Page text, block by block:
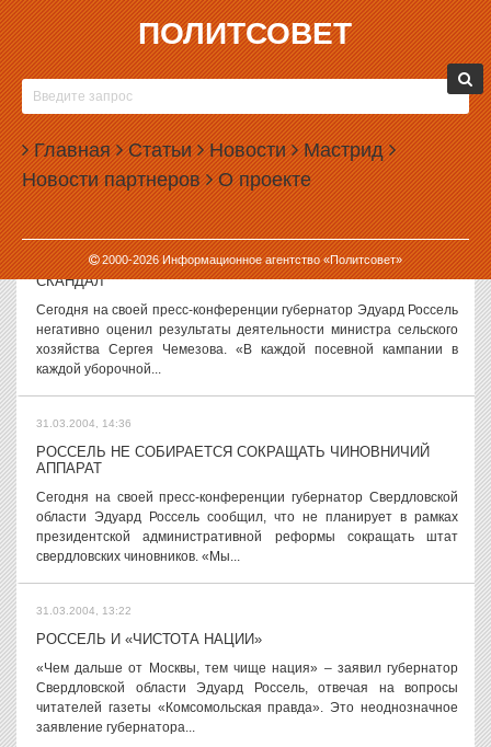
ПОЛИТСОВЕТ
Главная Статьи Новости Мастрид
Новости партнеров О проекте
2000-2026Информационное агентство «Политсовет»
31.03.2004, 15:38
ЯЗЕВ ССОРИТСЯ С ВОРОБЬЕВЫМ
«В политической среде речь идет не о конфликте интересов
областной власти и «Единой России», а о продвижении своих
интересов председателем МКС «Единая Россия» Валерием
Язевым» – заявил ИА...
31.03.2004, 15:26
В ПРАВИТЕЛЬСТВЕ ОБЛАСТИ ЗРЕЕТ ОЧЕРЕДНОЙ
СКАНДАЛ
Сегодня на своей пресс-конференции губернатор Эдуард Россель
негативно оценил результаты деятельности министра сельского
хозяйства Сергея Чемезова. «В каждой посевной кампании в
каждой уборочной...
31.03.2004, 14:36
РОССЕЛЬ НЕ СОБИРАЕТСЯ СОКРАЩАТЬ ЧИНОВНИЧИЙ
АППАРАТ
Сегодня на своей пресс-конференции губернатор Свердловской
области Эдуард Россель сообщил, что не планирует в рамках
президентской административной реформы сокращать штат
свердловских чиновников. «Мы...
31.03.2004, 13:22
РОССЕЛЬ И «ЧИСТОТА НАЦИИ»
«Чем дальше от Москвы, тем чище нация» – заявил губернатор
Свердловской области Эдуард Россель, отвечая на вопросы
читателей газеты «Комсомольская правда». Это неоднозначное
заявление губернатора...